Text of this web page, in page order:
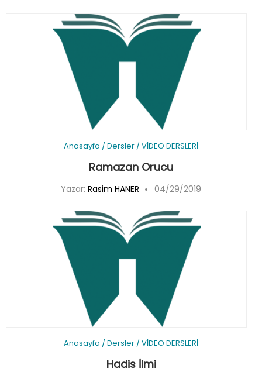
Anasayfa /Dersler /VİDEO DERSLERİ
Ramazan Orucu
Yazar: Rasim HANER 04/29/2019
Anasayfa /Dersler /VİDEO DERSLERİ
Hadis İlmi